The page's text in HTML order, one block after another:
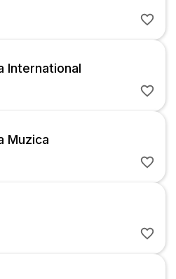
International
Muzica